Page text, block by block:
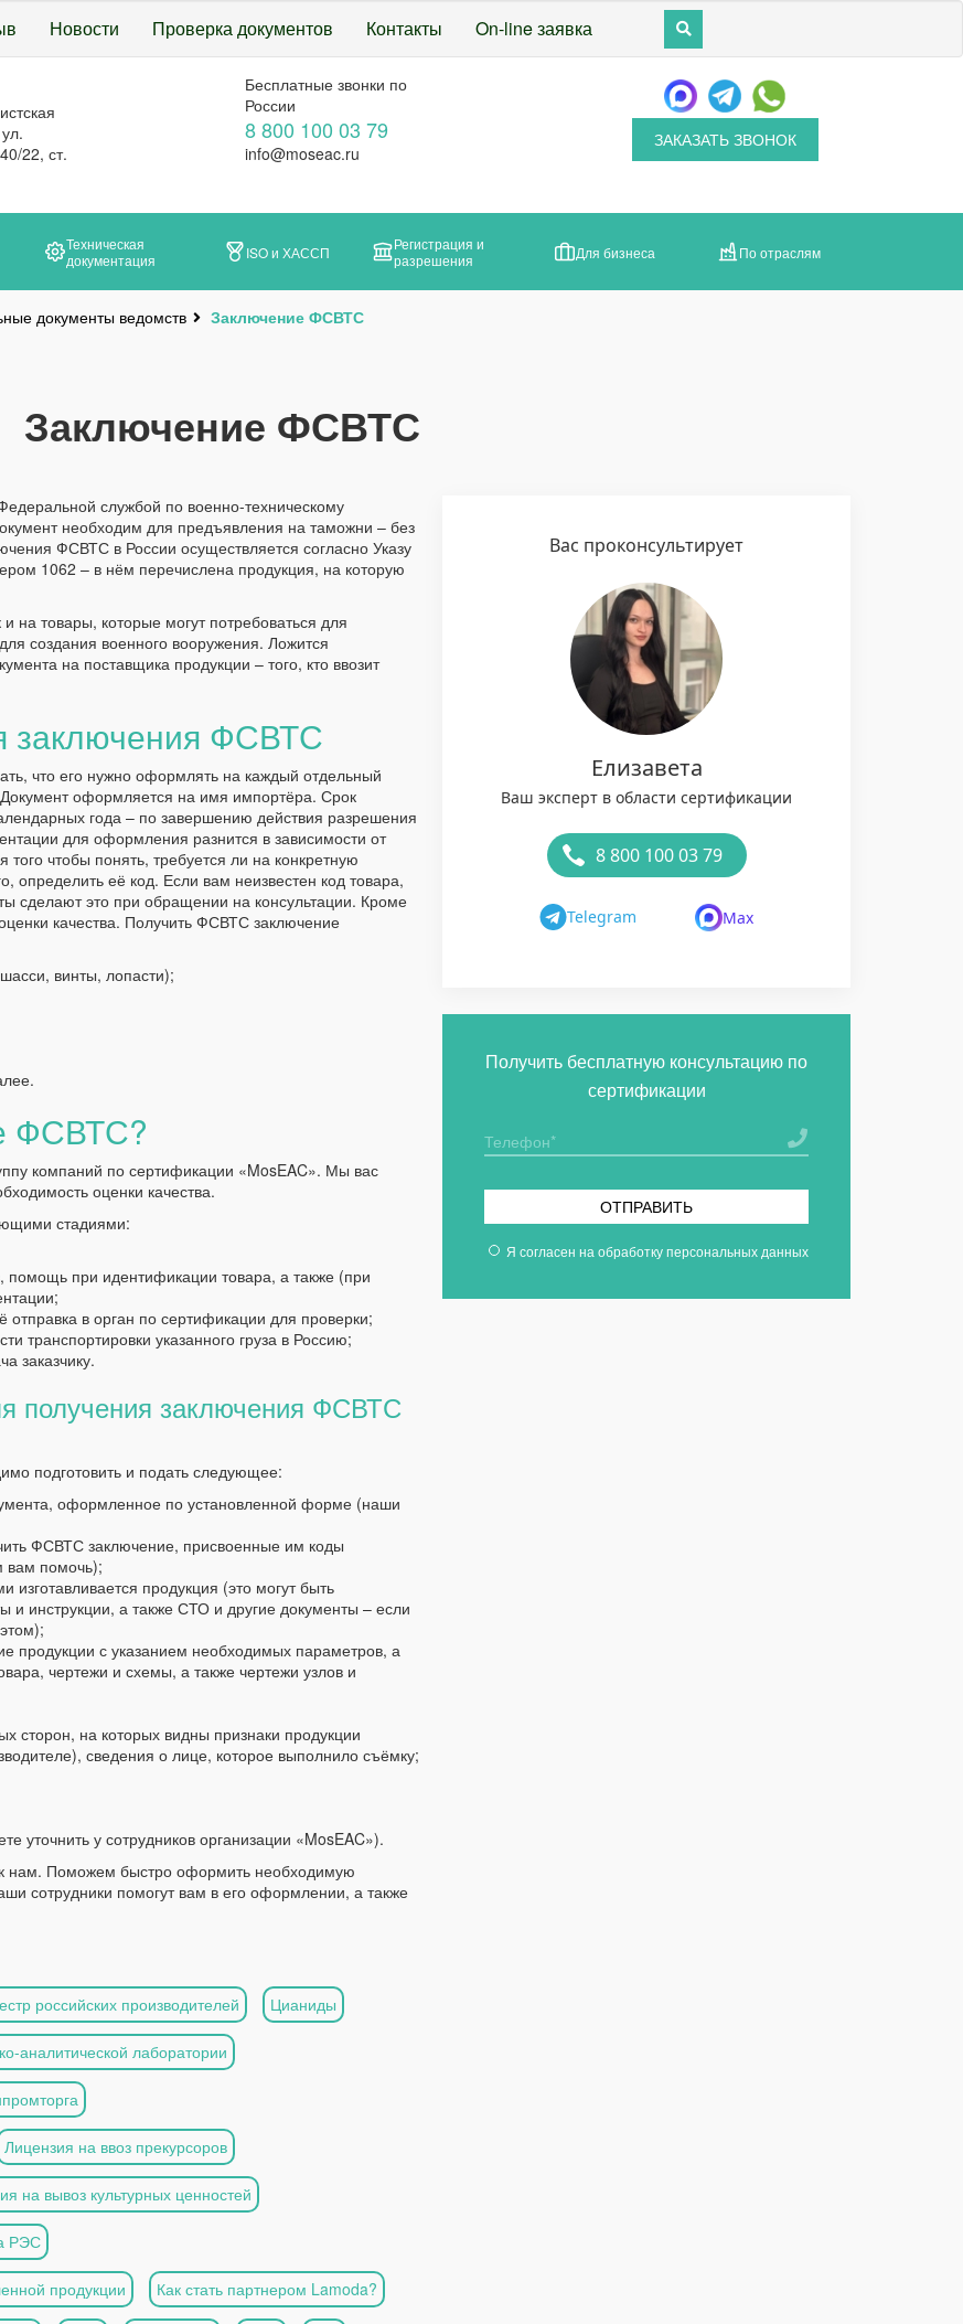
Новости Проверка документов Контакты On-line заявка
22, ст.
Бесплатные звонки по
России
8 800 100 03 79
info@moseac.ru
ЗАКАЗАТЬ ЗВОНОК
Техническая
документация
ISO и ХАССП
Регистрация и
разрешения
Для бизнеса По отраслям
документы ведомств Заключение ФСВТС
Заключение ФСВТС
службой по военно-техническому
необходим для предъявления на таможни – без
ФСВТС в России осуществляется согласно Указу
1062 – в нём перечислена продукция, на которую
на товары, которые могут потребоваться для
создания военного вооружения. Ложится
на поставщика продукции – того, кто ввозит
заключения ФСВТС
что его нужно оформлять на каждый отдельный
оформляется на имя импортёра. Срок
года – по завершению действия разрешения
для оформления разнится в зависимости от
чтобы понять, требуется ли на конкретную
определить её код. Если вам неизвестен код товара,
сделают это при обращении на консультации. Кроме
качества. Получить ФСВТС заключение
винты, лопасти);
ФСВТС?
компаний по сертификации «MosEAC». Мы вас
оценки качества.
стадиями:
помощь при идентификации товара, а также (при
в орган по сертификации для проверки;
транспортировки указанного груза в Россию;
заказчику.
получения заключения ФСВТС
подготовить и подать следующее:
оформленное по установленной форме (наши
ФСВТС заключение, присвоенные им коды
вам помочь);
изготавливается продукция (это могут быть
и инструкции, а также СТО и другие документы – если
продукции с указанием необходимых параметров, а
чертежи и схемы, а также чертежи узлов и
сторон, на которых видны признаки продукции
сведения о лице, которое выполнило съёмку;
уточнить у сотрудников организации «MosEAC»).
нам. Поможем быстро оформить необходимую
сотрудники помогут вам в его оформлении, а также
российских производителей Цианиды
аналитической лаборатории
Лицензия на ввоз прекурсоров
на вывоз культурных ценностей
РЭС
продукции Как стать партнером Lamoda?
Вас проконсультирует
Елизавета
Ваш эксперт в области сертификации
8 800 100 03 79
Telegram Max
Получить бесплатную консультацию по
сертификации
ОТПРАВИТЬ
Я согласен на обработку персональных данных